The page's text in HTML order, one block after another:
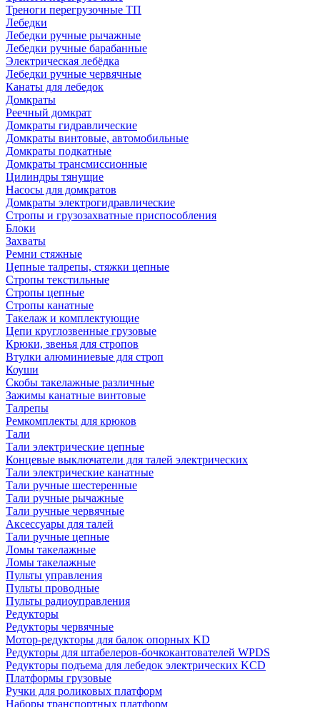
Треноги перегрузочные ТП
Лебедки
Лебедки ручные рычажные
Лебедки ручные барабанные
Электрическая лебёдка
Лебедки ручные червячные
Канаты для лебедок
Домкраты
Реечный домкрат
Домкраты гидравлические
Домкраты винтовые, автомобильные
Домкраты подкатные
Домкраты трансмиссионные
Цилиндры тянущие
Насосы для домкратов
Домкраты электрогидравлические
Стропы и грузозахватные приспособления
Блоки
Захваты
Ремни стяжные
Цепные талрепы, стяжки цепные
Стропы текстильные
Стропы цепные
Стропы канатные
Такелаж и комплектующие
Цепи круглозвенные грузовые
Крюки, звенья для стропов
Втулки алюминиевые для строп
Коуши
Скобы такелажные различные
Зажимы канатные винтовые
Талрепы
Ремкомплекты для крюков
Тали
Тали электрические цепные
Концевые выключатели для талей электрических
Тали электрические канатные
Тали ручные шестеренные
Тали ручные рычажные
Тали ручные червячные
Аксессуары для талей
Тали ручные цепные
Ломы такелажные
Ломы такелажные
Пульты управления
Пульты проводные
Пульты радиоуправления
Редукторы
Редукторы червячные
Мотор-редукторы для балок опорных KD
Редукторы для штабелеров-бочкокантователей WPDS
Редукторы подъема для лебедок электрических KCD
Платформы грузовые
Ручки для роликовых платформ
Наборы транспортных платформ